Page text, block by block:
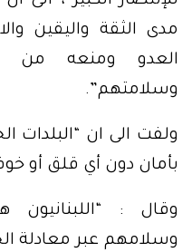
مدى الثقة واليقين
العدو ومنعه من
وسلامتهم”.
ولفت الى ان “البلدات
بأمان دون أي قلق أو
وقال :
وسلامهم عبر معادلة